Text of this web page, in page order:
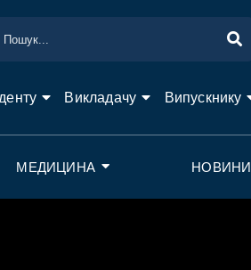
Викладачу Випускнику
МЕДИЦИНА НОВИНИ